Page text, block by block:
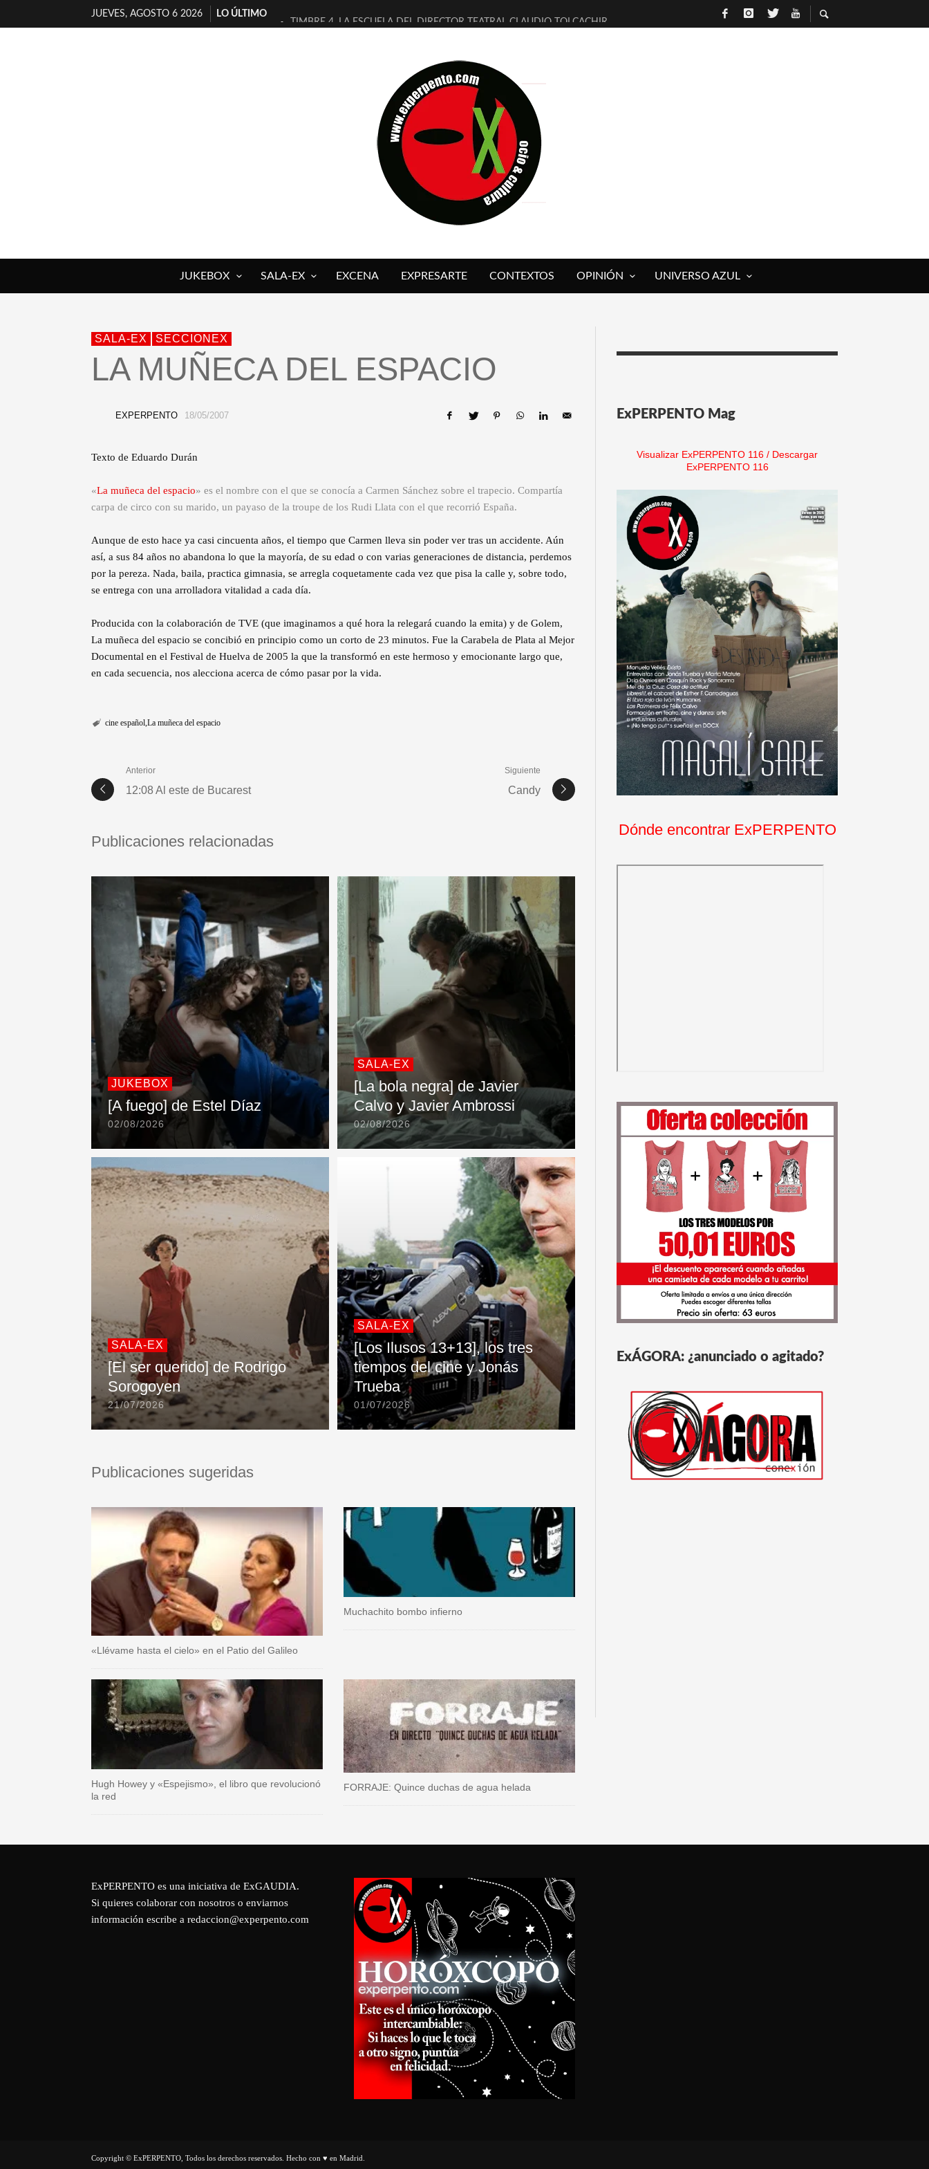
JUEVES, AGOSTO 6 2026
LO ÚLTIMO
TIMBRE 4, LA ESCUELA DEL DIRECTOR TEATRAL CLAUDIO TOLCACHIR
MILITARES JUDÍAS EN #EXVITA
D’BALDOMEROS REINVENTAN [BITÁCORA 3.0] EN EXVITA
MARSHALL FLASH PRESENTA EN EXVITA [RELATIVA SENCILLEZ]
JOFRE BARDAGÍ EN EXVITA INTERPRETANDO A SERRAT
YORCH PRESENTA [CURSO DE ARMONÍA PERSECUTORIA] EN EXVITA
MAGALÍ SARE NOS EXPLICA [DESCASADA]
JUKEBOX SALA-EX EXCENA EXPRESARTE CONTEXTOS OPINIÓN UNIVERSO AZUL
SALA-EX SECCIONEX
LA MUÑECA DEL ESPACIO
EXPERPENTO 18/05/2007
Texto de Eduardo Durán
«La muñeca del espacio» es el nombre con el que se conocía a Carmen Sánchez sobre el trapecio. Compartía
carpa de circo con su marido, un payaso de la troupe de los Rudi Llata con el que recorrió España.
Aunque de esto hace ya casi cincuenta años, el tiempo que Carmen lleva sin poder ver tras un accidente. Aún
así, a sus 84 años no abandona lo que la mayoría, de su edad o con varias generaciones de distancia, perdemos
por la pereza. Nada, baila, practica gimnasia, se arregla coquetamente cada vez que pisa la calle y, sobre todo,
se entrega con una arrolladora vitalidad a cada día.
Producida con la colaboración de TVE (que imaginamos a qué hora la relegará cuando la emita) y de Golem,
La muñeca del espacio se concibió en principio como un corto de 23 minutos. Fue la Carabela de Plata al Mejor
Documental en el Festival de Huelva de 2005 la que la transformó en este hermoso y emocionante largo que,
en cada secuencia, nos alecciona acerca de cómo pasar por la vida.
cine español La muñeca del espacio
Anterior
12:08 Al este de Bucarest
Siguiente
Candy
Publicaciones relacionadas
JUKEBOX
[A fuego] de Estel Díaz
02/08/2026
SALA-EX
[La bola negra] de Javier
Calvo y Javier Ambrossi
02/08/2026
SALA-EX
[El ser querido] de Rodrigo
Sorogoyen
21/07/2026
SALA-EX
[Los Ilusos 13+13], los tres
tiempos del cine y Jonás
Trueba
01/07/2026
Publicaciones sugeridas
«Llévame hasta el cielo» en el Patio del Galileo
Muchachito bombo infierno
Hugh Howey y «Espejismo», el libro que revolucionó
la red
FORRAJE: Quince duchas de agua helada
ExPERPENTO Mag
Visualizar ExPERPENTO 116 / Descargar
ExPERPENTO 116
Dónde encontrar ExPERPENTO
ExÁGORA: ¿anunciado o agitado?
ExPERPENTO es una iniciativa de ExGAUDIA.
Si quieres colaborar con nosotros o enviarnos
información escribe a redaccion@experpento.com
Copyright © ExPERPENTO, Todos los derechos reservados. Hecho con ♥ en Madrid.